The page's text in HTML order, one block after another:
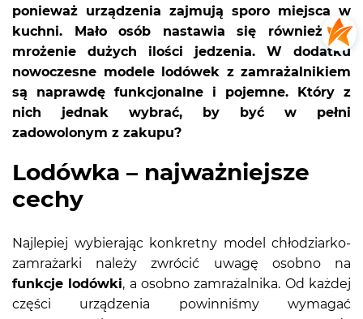
ponieważ urządzenia zajmują sporo miejsca w
kuchni. Mało osób nastawia się również na
mrożenie dużych ilości jedzenia. W dodatku
nowoczesne modele lodówek z zamrażalnikiem
są naprawdę funkcjonalne i pojemne. Który z
nich jednak wybrać, by być w pełni
zadowolonym z zakupu?
Lodówka – najważniejsze
cechy
Najlepiej wybierając konkretny model chłodziarko-
zamrażarki należy zwrócić uwagę osobno na
funkcje lodówki, a osobno zamrażalnika. Od każdej
części urządzenia powinniśmy wymagać